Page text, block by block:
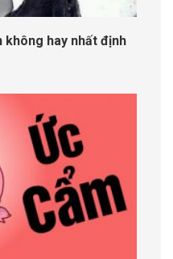
không hay nhất định